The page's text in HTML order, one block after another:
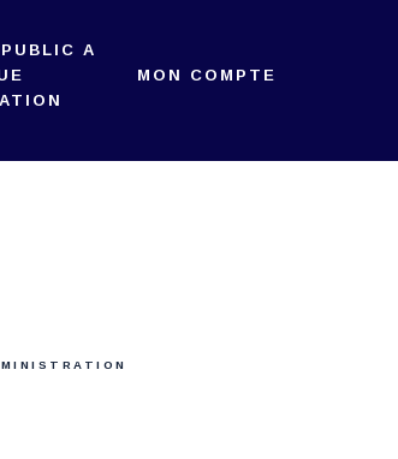
A
MON COMPTE